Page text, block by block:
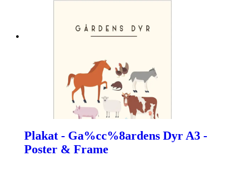
Plakat - Ga%cc%8ardens Dyr A3 -
Poster & Frame